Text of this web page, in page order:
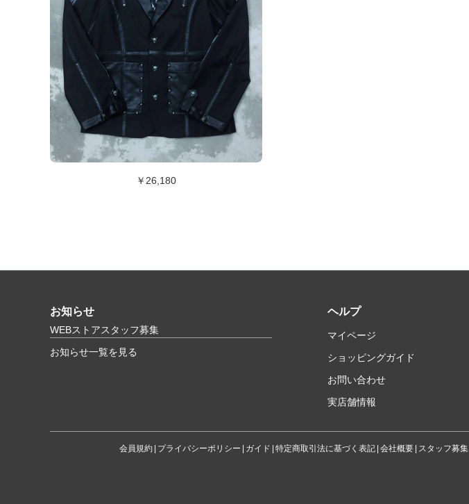
￥26,180
お知らせ
WEBストアスタッフ募集
お知らせ一覧を見る
ヘルプ
マイページ
ショッピングガイド
お問い合わせ
実店舗情報
会員規約 プライバシーポリシー ガイド 特定商取引法に基づく表記 会社概要 スタッフ募集